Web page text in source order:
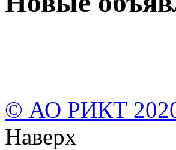
© АО РИКТ
Наверх